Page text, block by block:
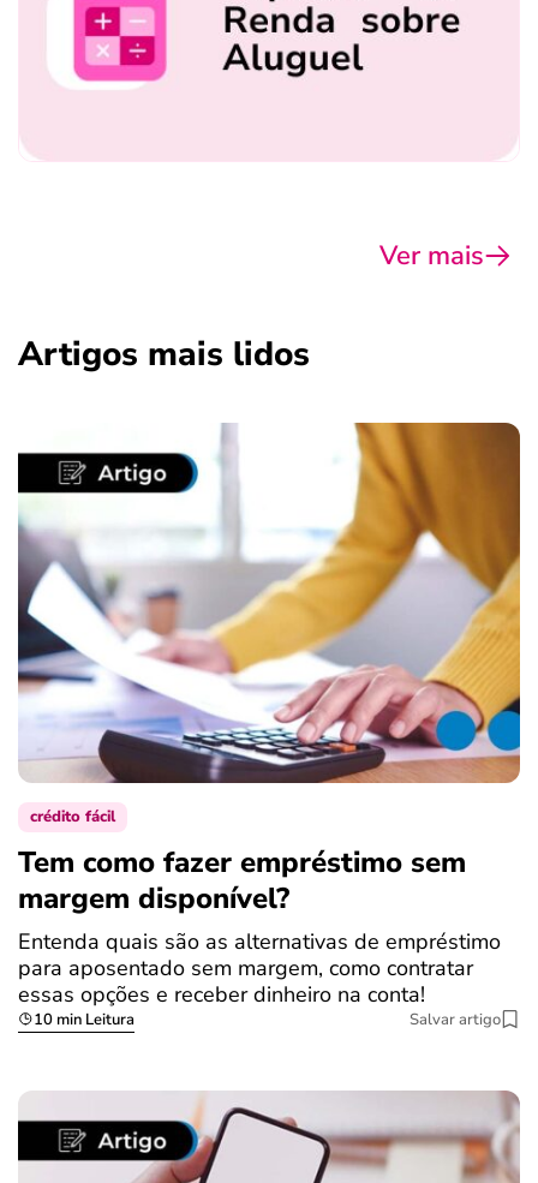
Ver mais
Artigos mais lidos
crédito fácil
Tem como fazer empréstimo sem
margem disponível?
Entenda quais são as alternativas de empréstimo
para aposentado sem margem, como contratar
essas opções e receber dinheiro na conta!
10 min Leitura Salvar artigo